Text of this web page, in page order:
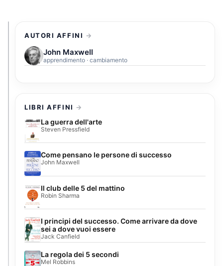
AUTORI AFFINI
John Maxwell
apprendimento · cambiamento
LIBRI AFFINI
La guerra dell'arte
Steven Pressfield
Come pensano le persone di successo
John Maxwell
Il club delle 5 del mattino
Robin Sharma
I principi del successo. Come arrivare da dove
sei a dove vuoi essere
Jack Canfield
La regola dei 5 secondi
Mel Robbins